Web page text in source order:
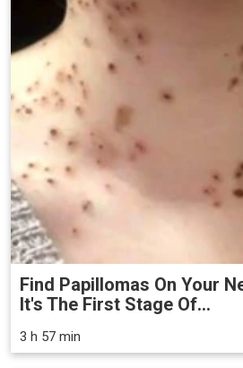
Find Papillomas On Your
It's The First Stage Of...
3 h 57 min